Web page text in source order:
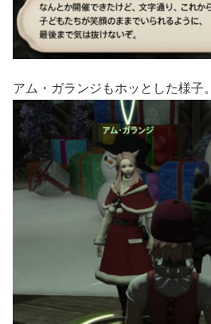
アム・ガランジもホッとした様子。